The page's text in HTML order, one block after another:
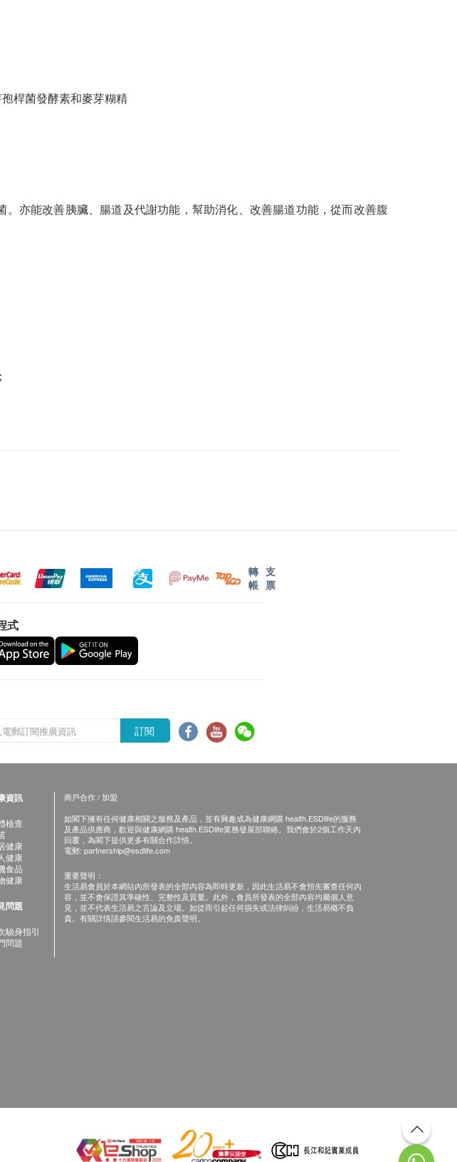
桿菌發酵素和麥芽糊精
亦能改善胰臟、腸道及代謝功能，幫助消化、改善腸道功能，從而改善腹
轉
帳
支
票
式
訂閱
資訊
檢查
健康
健康
食品
健康
問題
驗身指引
問題
商戶合作 / 加盟
如閣下擁有任何健康相關之服務及產品，並有興趣成為健康網購 health.ESDlife的服務
及產品供應商，歡迎與健康網購 health.ESDlife業務發展部聯絡。我們會於2個工作天內
回覆，為閣下提供更多有關合作詳情。
電郵: partnership@esdlife.com
重要聲明：
生活易會員於本網站內所發表的全部內容為即時更新，因此生活易不會預先審查任何內
容，並不會保證其準確性、完整性及質量。此外，會員所發表的全部內容均屬個人意
見，並不代表生活易之言論及立場。如從而引起任何損失或法律糾紛，生活易概不負
責。有關詳情請參閱生活易的免責聲明。